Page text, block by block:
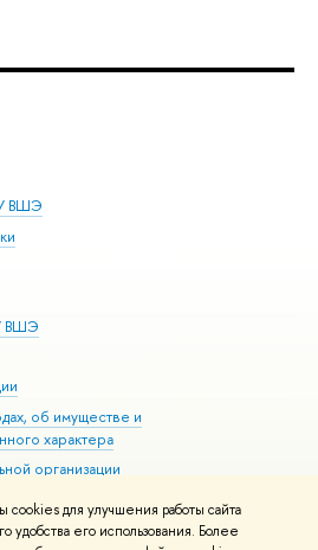
для улучшения работы сайта
его использования. Более
ВШЭ
ВШЭ
об имуществе и
характера
организации
здоровья